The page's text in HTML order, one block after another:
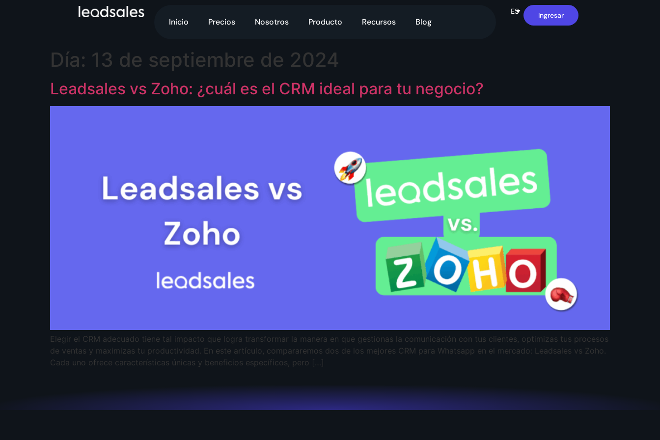
Inicio Precios Nosotros Producto Recursos Blog
ES Ingresar
Día: 13 de septiembre de 2024
Leadsales vs Zoho: ¿cuál es el CRM ideal para tu negocio?
Elegir el CRM adecuado tiene tal impacto que logra transformar la manera en que gestionas la comunicación con tus clientes, optimizas tus procesos
de ventas y maximizas tu productividad. En este artículo, compararemos dos de los mejores CRM para Whatsapp en el mercado: Leadsales vs Zoho.
Cada uno ofrece características únicas y beneficios específicos, pero […]